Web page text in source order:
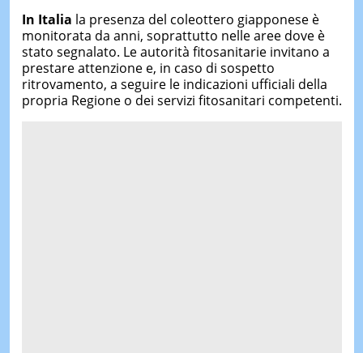
In Italia la presenza del coleottero giapponese è
monitorata da anni, soprattutto nelle aree dove è
stato segnalato. Le autorità fitosanitarie invitano a
prestare attenzione e, in caso di sospetto
ritrovamento, a seguire le indicazioni ufficiali della
propria Regione o dei servizi fitosanitari competenti.